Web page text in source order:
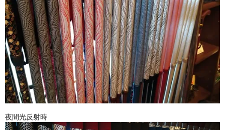
夜間光反射時